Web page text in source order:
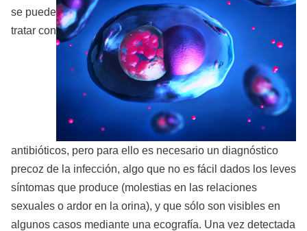
se puede
tratar con
antibióticos, pero para ello es necesario un diagnóstico
precoz de la infección, algo que no es fácil dados los leves
síntomas que produce (molestias en las relaciones
sexuales o ardor en la orina), y que sólo son visibles en
algunos casos mediante una ecografía. Una vez detectada